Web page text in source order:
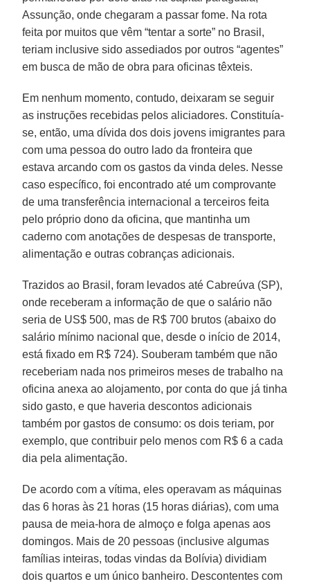
Assunção, onde chegaram a passar fome. Na rota
feita por muitos que vêm “tentar a sorte” no Brasil,
teriam inclusive sido assediados por outros “agentes”
em busca de mão de obra para oficinas têxteis.
Em nenhum momento, contudo, deixaram se seguir
as instruções recebidas pelos aliciadores. Constituía-
se, então, uma dívida dos dois jovens imigrantes para
com uma pessoa do outro lado da fronteira que
estava arcando com os gastos da vinda deles. Nesse
caso específico, foi encontrado até um comprovante
de uma transferência internacional a terceiros feita
pelo próprio dono da oficina, que mantinha um
caderno com anotações de despesas de transporte,
alimentação e outras cobranças adicionais.
Trazidos ao Brasil, foram levados até Cabreúva (SP),
onde receberam a informação de que o salário não
seria de US$ 500, mas de R$ 700 brutos (abaixo do
salário mínimo nacional que, desde o início de 2014,
está fixado em R$ 724). Souberam também que não
receberiam nada nos primeiros meses de trabalho na
oficina anexa ao alojamento, por conta do que já tinha
sido gasto, e que haveria descontos adicionais
também por gastos de consumo: os dois teriam, por
exemplo, que contribuir pelo menos com R$ 6 a cada
dia pela alimentação.
De acordo com a vítima, eles operavam as máquinas
das 6 horas às 21 horas (15 horas diárias), com uma
pausa de meia-hora de almoço e folga apenas aos
domingos. Mais de 20 pessoas (inclusive algumas
famílias inteiras, todas vindas da Bolívia) dividiam
dois quartos e um único banheiro. Descontentes com